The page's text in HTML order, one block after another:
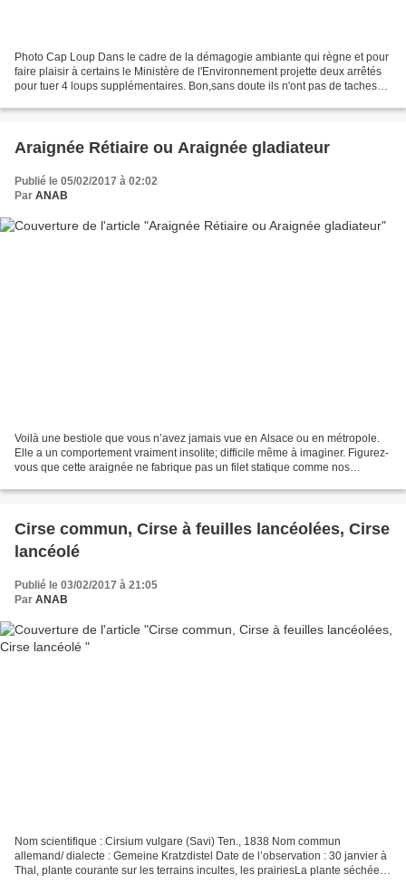
Photo Cap Loup Dans le cadre de la démagogie ambiante qui règne et pour
faire plaisir à certains le Ministère de l'Environnement projette deux arrêtés
pour tuer 4 loups supplémentaires. Bon,sans doute ils n'ont pas de taches
Araignée Rétiaire ou Araignée gladiateur
Publié le 05/02/2017 à 02:02
Par ANAB
Voilà une bestiole que vous n’avez jamais vue en Alsace ou en métropole.
Elle a un comportement vraiment insolite; difficile même à imaginer. Figurez-
vous que cette araignée ne fabrique pas un filet statique comme nos
Cirse commun, Cirse à feuilles lancéolées, Cirse
lancéolé
Publié le 03/02/2017 à 21:05
Par ANAB
Nom scientifique : Cirsium vulgare (Savi) Ten., 1838 Nom commun
allemand/ dialecte : Gemeine Kratzdistel Date de l’observation : 30 janvier à
Thal, plante courante sur les terrains incultes, les prairiesLa plante séchée